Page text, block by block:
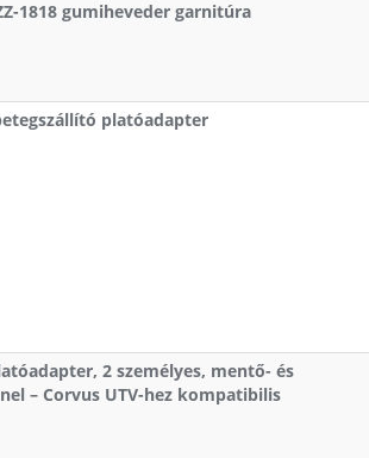
1818 gumiheveder garnitúra
platóadapter
2 személyes, mentő- és
– Corvus UTV-hez kompatibilis